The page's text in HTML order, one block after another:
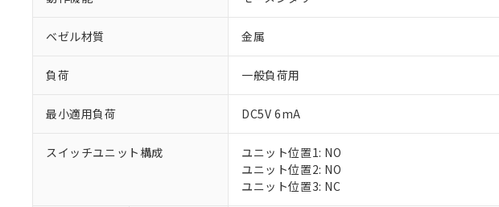
ベゼル材質 金属
負荷 一般負荷用
最小適用負荷 DC5V 6mA
スイッチユニット構成
ユニット位置1: NO
ユニット位置2: NO
ユニット位置3: NC
※1 対応状況
対応済み：EU RoHS指令（10物質）の非
対応予定：EU RoHS指令（10物質）の非含
対応予定なし：EU RoHS指令（10物質）の